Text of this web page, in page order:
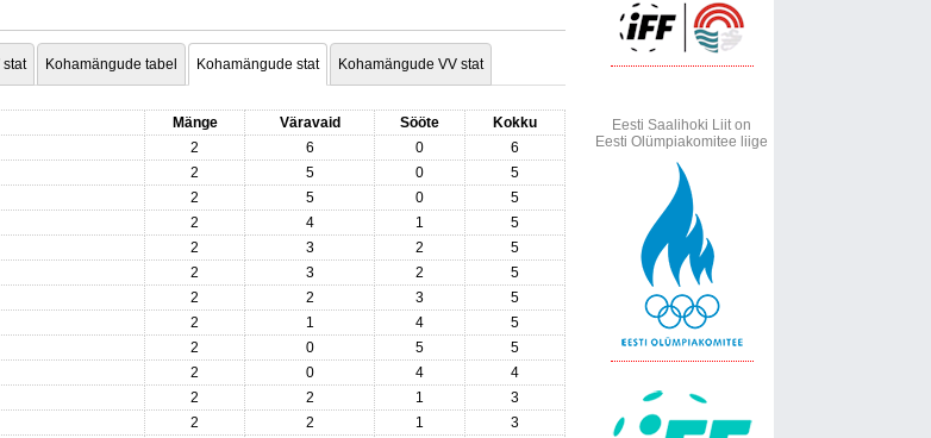
stat Kohamängude tabel Kohamängude stat Kohamängude VV stat
Mänge Väravaid Sööte
Kokku
2 6 0
6
2 5 0
5
2 5 0
5
2 4 1
5
2 3 2
5
2 3 2
5
2 2 3
5
2 1 4
5
2 0 5
5
2 0 4
4
2 2 1
3
2 2 1
3
Eesti Saalihoki Liit on
Eesti Olümpiakomitee liige